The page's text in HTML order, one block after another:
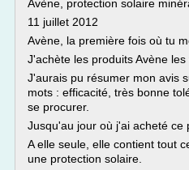
Avène, protection solaire
11 juillet 2012
Avène, la première fois où tu
J'achète les produits Avène les
J'aurais pu résumer mon avis
mots : efficacité, très bonne
se procurer.
Jusqu'au jour où j'ai acheté ce
A elle seule, elle contient tout
une protection solaire.